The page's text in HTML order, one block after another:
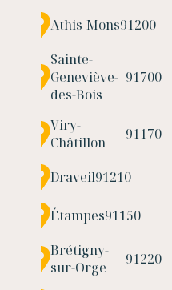
Athis-Mons91200
Sainte-
Geneviève-
des-Bois
91700
Viry-
Châtillon
91170
Draveil91210
Étampes91150
Brétigny-
sur-Orge
91220